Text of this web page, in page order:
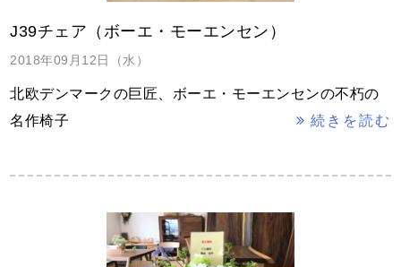
J39チェア（ボーエ・モーエンセン）
2018年09月12日（水）
北欧デンマークの巨匠、ボーエ・モーエンセンの不朽の
名作椅子
続きを読む